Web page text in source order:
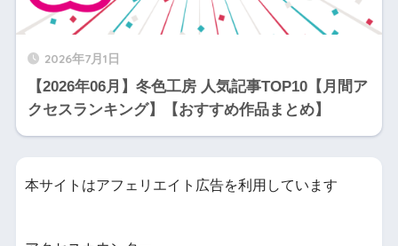
2026年7月1日
【2026年06月】冬色工房 人気記事TOP10【月間ア
クセスランキング】【おすすめ作品まとめ】
本サイトはアフェリエイト広告を利用しています